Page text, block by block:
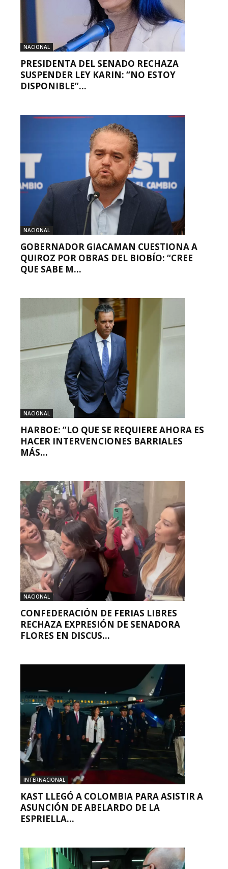
NACIONAL
PRESIDENTA DEL SENADO RECHAZA
SUSPENDER LEY KARIN: “NO ESTOY
DISPONIBLE”...
NACIONAL
GOBERNADOR GIACAMAN CUESTIONA A
QUIROZ POR OBRAS DEL BIOBÍO: “CREE
QUE SABE M...
NACIONAL
HARBOE: “LO QUE SE REQUIERE AHORA ES
HACER INTERVENCIONES BARRIALES
MÁS...
NACIONAL
CONFEDERACIÓN DE FERIAS LIBRES
RECHAZA EXPRESIÓN DE SENADORA
FLORES EN DISCUS...
INTERNACIONAL
KAST LLEGÓ A COLOMBIA PARA ASISTIR A
ASUNCIÓN DE ABELARDO DE LA
ESPRIELLA...